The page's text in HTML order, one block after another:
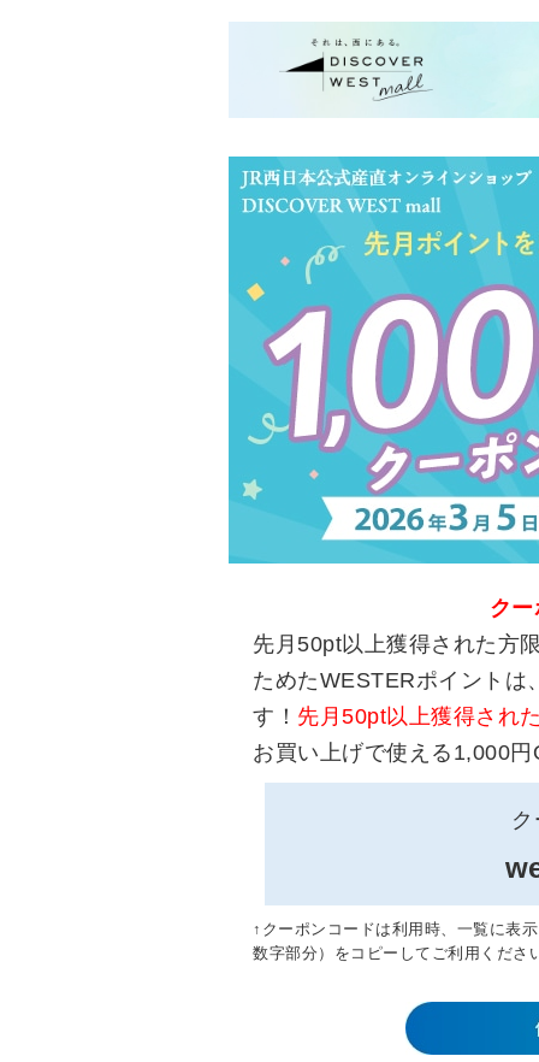
ク
先月50pt以上獲得された方
ためたWESTERポイント
す！ 先月50pt以上獲得され
お買い上げで使える1,000
↑クーポンコードは利用時、一覧に表
数字部分）をコピーしてご利用くださ